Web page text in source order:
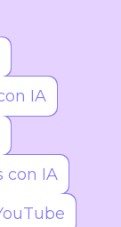
explorar.
IA
con IA